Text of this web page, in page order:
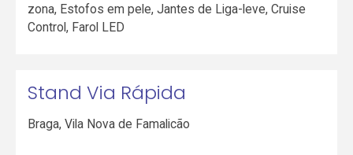
zona, Estofos em pele, Jantes de Liga-leve, Cruise
Control, Farol LED
Stand Via Rápida
Braga,Vila Nova de Famalicão